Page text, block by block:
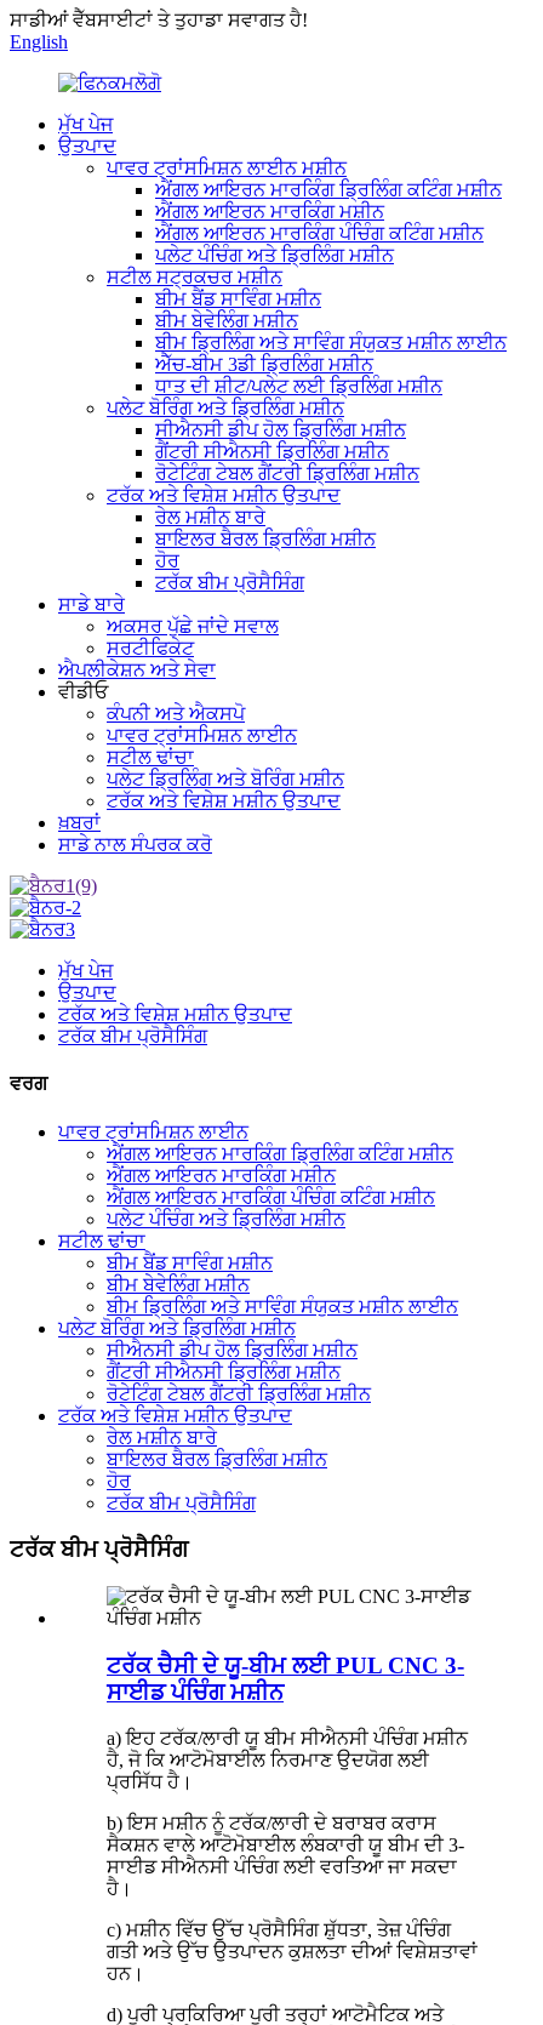
ਸਾਡੀਆਂ ਵੈੱਬਸਾਈਟਾਂ ਤੇ ਤੁਹਾਡਾ ਸਵਾਗਤ ਹੈ!
English
ਮੁੱਖ ਪੇਜ
ਉਤਪਾਦ
ਪਾਵਰ ਟ੍ਰਾਂਸਮਿਸ਼ਨ ਲਾਈਨ ਮਸ਼ੀਨ
ਐਂਗਲ ਆਇਰਨ ਮਾਰਕਿੰਗ ਡ੍ਰਿਲਿੰਗ ਕਟਿੰਗ ਮਸ਼ੀਨ
ਐਂਗਲ ਆਇਰਨ ਮਾਰਕਿੰਗ ਮਸ਼ੀਨ
ਐਂਗਲ ਆਇਰਨ ਮਾਰਕਿੰਗ ਪੰਚਿੰਗ ਕਟਿੰਗ ਮਸ਼ੀਨ
ਪਲੇਟ ਪੰਚਿੰਗ ਅਤੇ ਡ੍ਰਿਲਿੰਗ ਮਸ਼ੀਨ
ਸਟੀਲ ਸਟ੍ਰਕਚਰ ਮਸ਼ੀਨ
ਬੀਮ ਬੈਂਡ ਸਾਵਿੰਗ ਮਸ਼ੀਨ
ਬੀਮ ਬੇਵੇਲਿੰਗ ਮਸ਼ੀਨ
ਬੀਮ ਡ੍ਰਿਲਿੰਗ ਅਤੇ ਸਾਵਿੰਗ ਸੰਯੁਕਤ ਮਸ਼ੀਨ ਲਾਈਨ
ਐੱਚ-ਬੀਮ 3ਡੀ ਡ੍ਰਿਲਿੰਗ ਮਸ਼ੀਨ
ਧਾਤ ਦੀ ਸ਼ੀਟ/ਪਲੇਟ ਲਈ ਡ੍ਰਿਲਿੰਗ ਮਸ਼ੀਨ
ਪਲੇਟ ਬੋਰਿੰਗ ਅਤੇ ਡ੍ਰਿਲਿੰਗ ਮਸ਼ੀਨ
ਸੀਐਨਸੀ ਡੀਪ ਹੋਲ ਡ੍ਰਿਲਿੰਗ ਮਸ਼ੀਨ
ਗੈਂਟਰੀ ਸੀਐਨਸੀ ਡ੍ਰਿਲਿੰਗ ਮਸ਼ੀਨ
ਰੋਟੇਟਿੰਗ ਟੇਬਲ ਗੈਂਟਰੀ ਡ੍ਰਿਲਿੰਗ ਮਸ਼ੀਨ
ਟਰੱਕ ਅਤੇ ਵਿਸ਼ੇਸ਼ ਮਸ਼ੀਨ ਉਤਪਾਦ
ਰੇਲ ਮਸ਼ੀਨ ਬਾਰੇ
ਬਾਇਲਰ ਬੈਰਲ ਡ੍ਰਿਲਿੰਗ ਮਸ਼ੀਨ
ਹੋਰ
ਟਰੱਕ ਬੀਮ ਪ੍ਰੋਸੈਸਿੰਗ
ਸਾਡੇ ਬਾਰੇ
ਅਕਸਰ ਪੁੱਛੇ ਜਾਂਦੇ ਸਵਾਲ
ਸਰਟੀਫਿਕੇਟ
ਐਪਲੀਕੇਸ਼ਨ ਅਤੇ ਸੇਵਾ
ਵੀਡੀਓ
ਕੰਪਨੀ ਅਤੇ ਐਕਸਪੋ
ਪਾਵਰ ਟ੍ਰਾਂਸਮਿਸ਼ਨ ਲਾਈਨ
ਸਟੀਲ ਢਾਂਚਾ
ਪਲੇਟ ਡ੍ਰਿਲਿੰਗ ਅਤੇ ਬੋਰਿੰਗ ਮਸ਼ੀਨ
ਟਰੱਕ ਅਤੇ ਵਿਸ਼ੇਸ਼ ਮਸ਼ੀਨ ਉਤਪਾਦ
ਖ਼ਬਰਾਂ
ਸਾਡੇ ਨਾਲ ਸੰਪਰਕ ਕਰੋ
ਮੁੱਖ ਪੇਜ
ਉਤਪਾਦ
ਟਰੱਕ ਅਤੇ ਵਿਸ਼ੇਸ਼ ਮਸ਼ੀਨ ਉਤਪਾਦ
ਟਰੱਕ ਬੀਮ ਪ੍ਰੋਸੈਸਿੰਗ
ਵਰਗ
ਪਾਵਰ ਟ੍ਰਾਂਸਮਿਸ਼ਨ ਲਾਈਨ
ਐਂਗਲ ਆਇਰਨ ਮਾਰਕਿੰਗ ਡ੍ਰਿਲਿੰਗ ਕਟਿੰਗ ਮਸ਼ੀਨ
ਐਂਗਲ ਆਇਰਨ ਮਾਰਕਿੰਗ ਮਸ਼ੀਨ
ਐਂਗਲ ਆਇਰਨ ਮਾਰਕਿੰਗ ਪੰਚਿੰਗ ਕਟਿੰਗ ਮਸ਼ੀਨ
ਪਲੇਟ ਪੰਚਿੰਗ ਅਤੇ ਡ੍ਰਿਲਿੰਗ ਮਸ਼ੀਨ
ਸਟੀਲ ਢਾਂਚਾ
ਬੀਮ ਬੈਂਡ ਸਾਵਿੰਗ ਮਸ਼ੀਨ
ਬੀਮ ਬੇਵੇਲਿੰਗ ਮਸ਼ੀਨ
ਬੀਮ ਡ੍ਰਿਲਿੰਗ ਅਤੇ ਸਾਵਿੰਗ ਸੰਯੁਕਤ ਮਸ਼ੀਨ ਲਾਈਨ
ਪਲੇਟ ਬੋਰਿੰਗ ਅਤੇ ਡ੍ਰਿਲਿੰਗ ਮਸ਼ੀਨ
ਸੀਐਨਸੀ ਡੀਪ ਹੋਲ ਡ੍ਰਿਲਿੰਗ ਮਸ਼ੀਨ
ਗੈਂਟਰੀ ਸੀਐਨਸੀ ਡ੍ਰਿਲਿੰਗ ਮਸ਼ੀਨ
ਰੋਟੇਟਿੰਗ ਟੇਬਲ ਗੈਂਟਰੀ ਡ੍ਰਿਲਿੰਗ ਮਸ਼ੀਨ
ਟਰੱਕ ਅਤੇ ਵਿਸ਼ੇਸ਼ ਮਸ਼ੀਨ ਉਤਪਾਦ
ਰੇਲ ਮਸ਼ੀਨ ਬਾਰੇ
ਬਾਇਲਰ ਬੈਰਲ ਡ੍ਰਿਲਿੰਗ ਮਸ਼ੀਨ
ਹੋਰ
ਟਰੱਕ ਬੀਮ ਪ੍ਰੋਸੈਸਿੰਗ
ਟਰੱਕ ਬੀਮ ਪ੍ਰੋਸੈਸਿੰਗ
ਟਰੱਕ ਚੈਸੀ ਦੇ ਯੂ-ਬੀਮ ਲਈ PUL CNC 3-
ਸਾਈਡ ਪੰਚਿੰਗ ਮਸ਼ੀਨ
a) ਇਹ ਟਰੱਕ/ਲਾਰੀ ਯੂ ਬੀਮ ਸੀਐਨਸੀ ਪੰਚਿੰਗ ਮਸ਼ੀਨ
ਹੈ, ਜੋ ਕਿ ਆਟੋਮੋਬਾਈਲ ਨਿਰਮਾਣ ਉਦਯੋਗ ਲਈ
ਪ੍ਰਸਿੱਧ ਹੈ।
b) ਇਸ ਮਸ਼ੀਨ ਨੂੰ ਟਰੱਕ/ਲਾਰੀ ਦੇ ਬਰਾਬਰ ਕਰਾਸ
ਸੈਕਸ਼ਨ ਵਾਲੇ ਆਟੋਮੋਬਾਈਲ ਲੰਬਕਾਰੀ ਯੂ ਬੀਮ ਦੀ 3-
ਸਾਈਡ ਸੀਐਨਸੀ ਪੰਚਿੰਗ ਲਈ ਵਰਤਿਆ ਜਾ ਸਕਦਾ
ਹੈ।
c) ਮਸ਼ੀਨ ਵਿੱਚ ਉੱਚ ਪ੍ਰੋਸੈਸਿੰਗ ਸ਼ੁੱਧਤਾ, ਤੇਜ਼ ਪੰਚਿੰਗ
ਗਤੀ ਅਤੇ ਉੱਚ ਉਤਪਾਦਨ ਕੁਸ਼ਲਤਾ ਦੀਆਂ ਵਿਸ਼ੇਸ਼ਤਾਵਾਂ
ਹਨ।
d) ਪੂਰੀ ਪ੍ਰਕਿਰਿਆ ਪੂਰੀ ਤਰ੍ਹਾਂ ਆਟੋਮੈਟਿਕ ਅਤੇ